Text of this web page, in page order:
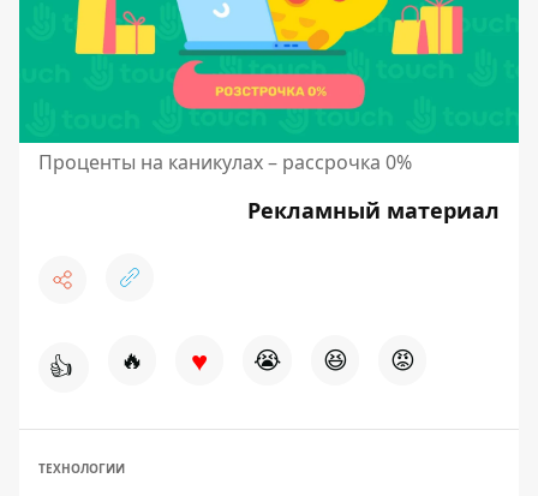
Проценты на каникулах – рассрочка 0%
Рекламный материал
👍 🔥 ♥ 😭 😆 😡
ТЕХНОЛОГИИ